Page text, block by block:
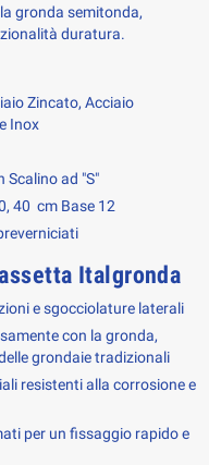
gronda semitonda,
duratura.
Zincato, Acciaio
Inox
Scalino ad "S"
40 cm Base 12
Italgronda
e sgocciolature laterali
con la gronda,
grondaie tradizionali
resistenti alla corrosione e
per un fissaggio rapido e